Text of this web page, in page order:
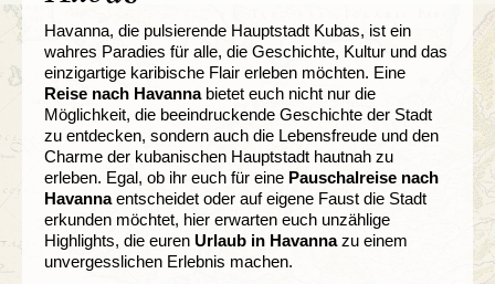
Havanna, die pulsierende Hauptstadt Kubas, ist ein
wahres Paradies für alle, die Geschichte, Kultur und das
einzigartige karibische Flair erleben möchten. Eine
Reise nach Havannabietet euch nicht nur die
Möglichkeit, die beeindruckende Geschichte der Stadt
zu entdecken, sondern auch die Lebensfreude und den
Charme der kubanischen Hauptstadt hautnah zu
erleben. Egal, ob ihr euch für eine Pauschalreise nach
Havannaentscheidet oder auf eigene Faust die Stadt
erkunden möchtet, hier erwarten euch unzählige
Highlights, die euren Urlaub in Havannazu einem
unvergesslichen Erlebnis machen.